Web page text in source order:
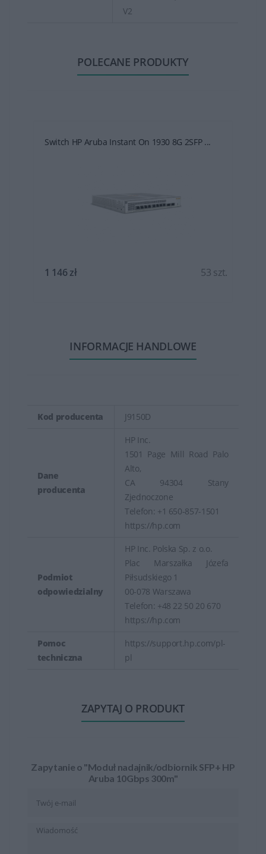
V2
POLECANE PRODUKTY
Switch HP Aruba Instant On 1930 8G 2SFP ...
1 146 zł 53 szt.
INFORMACJE HANDLOWE
Kod producenta J9150D
Dane
producenta
HP Inc.
1501 Page Mill Road Palo
Alto,
CA 94304 Stany
Zjednoczone
Telefon: +1 650-857-1501
https://hp.com
Podmiot
odpowiedzialny
HP Inc. Polska Sp. z o.o.
Plac Marszałka Józefa
Piłsudskiego 1
00-078 Warszawa
Telefon: +48 22 50 20 670
https://hp.com
Pomoc
techniczna
https://support.hp.com/pl-
pl
ZAPYTAJ O PRODUKT
Zapytanie o "Moduł nadajnik/odbiornik SFP+ HP
Aruba 10Gbps 300m"